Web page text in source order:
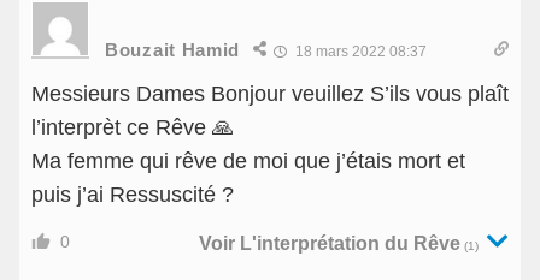
Bouzait Hamid 18 mars 2022 08:37
Messieurs Dames Bonjour veuillez S’ils vous plaît
l’interprèt ce Rêve 🙏
Ma femme qui rêve de moi que j’étais mort et
puis j’ai Ressuscité ?
0 Voir L'interprétation du Rêve (1)